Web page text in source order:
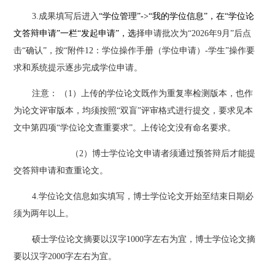
3.成果填写后进入“学位管理”->“我的学位信息”，在“学位论
文答辩申请”一栏“发起申请”，选择申请批次为“2026年9 月”后点
击“确认”，按“附件12 ：学位操作手册（学位申请）-学生”操作要
求和系统提示逐步完成学位申请。
注意 ： （ 1 ）
上传的学位论文既作为重复率检测版本，也作
为论文评审版本，均须按照“双盲”评审格式进行提交，要求见本
文中第四项“学位论文查重要求”。上传论文没有命名要求。
（ 2）博士学位论文申请者须通过预答辩后才能提
交答辩申请和查重论文。
4.学位论文信息如实填写，博士学位论文开始至结束日期必
须为两年以上。
硕士学位论文摘要以汉字1000字左右为宜，博士学位论文摘
要以汉字2000字左右为宜。